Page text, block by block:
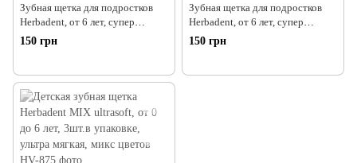
Зубная щетка для подростков
Herbadent, от 6 лет, супер
мягкая, цвет фиолетовый
150 грн
Зубная щетка для подростков
Herbadent, от 6 лет, супер
мягкая, цвет розовый
150 грн